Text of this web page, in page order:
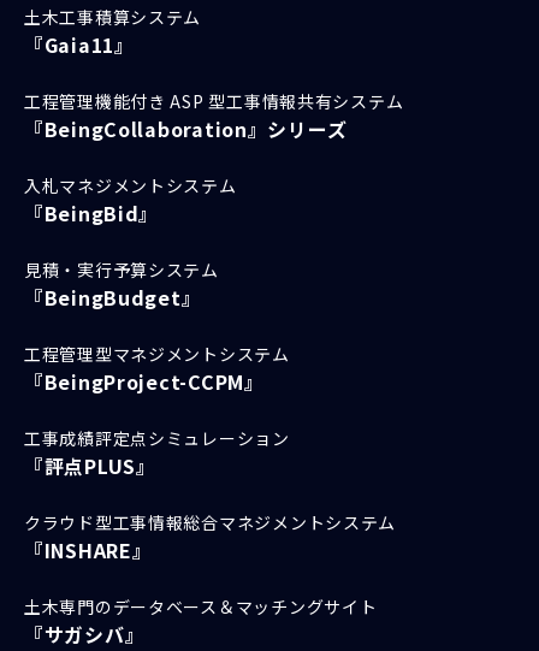
土木工事積算システム
『Gaia11』
工程管理機能付き ASP 型工事情報共有システム
『BeingCollaboration』シリーズ
入札マネジメントシステム
『BeingBid』
見積・実行予算システム
『BeingBudget』
工程管理型マネジメントシステム
『BeingProject-CCPM』
工事成績評定点シミュレーション
『評点PLUS』
クラウド型工事情報総合マネジメントシステム
『INSHARE』
土木専門のデータベース＆マッチングサイト
『サガシバ』